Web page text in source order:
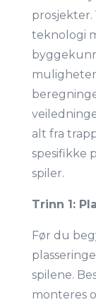
prosjekter.
teknologi
alt fra
spesifikke
spiler.
Trinn 1:
Før du
spilene.
monteres